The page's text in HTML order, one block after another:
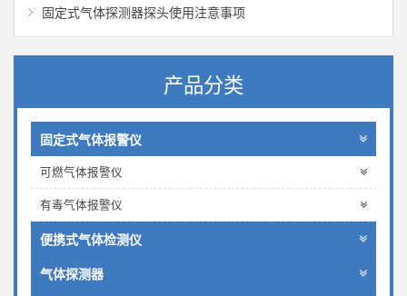
固定式气体探测器探头使用注意事项
产品分类
固定式气体报警仪
可燃气体报警仪
有毒气体报警仪
便携式气体检测仪
气体探测器